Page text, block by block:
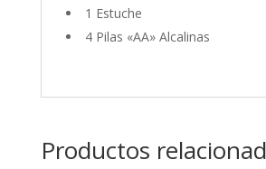
1 Estuche
4 Pilas «AA» Alcalinas
Productos